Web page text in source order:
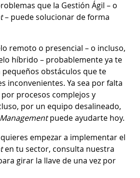
que la Gestión Ágil – o
– puede solucionar de forma
remoto o presencial – o incluso,
híbrido – probablemente ya te
obstáculos que te
inconvenientes. Ya sea por falta
procesos complejos y
por un equipo desalineado,
puede ayudarte hoy.
empezar a implementar el
en tu sector, consulta nuestra
girar la llave de una vez por